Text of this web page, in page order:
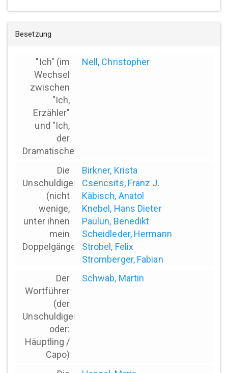
Besetzung
"Ich" (im
Wechsel
zwischen
"Ich,
Erzähler"
und "Ich,
der
Dramatische")
Nell, Christopher
Die
Unschuldigen
(nicht
wenige,
unter ihnen
mein
Doppelgänger)
Birkner, Krista
Csencsits, Franz J.
Käbisch, Anatol
Knebel, Hans Dieter
Paulun, Benedikt
Scheidleder, Hermann
Strobel, Felix
Stromberger, Fabian
Der
Wortführer
(der
Unschuldigen
oder:
Häuptling /
Capo)
Schwab, Martin